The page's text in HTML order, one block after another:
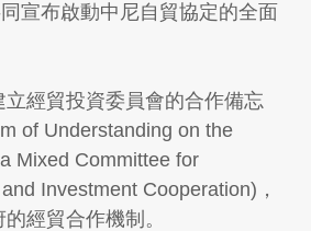
宣布啟動中尼自貿協定的全面
立經貿投資委員會的合作備忘
of Understanding on the
Mixed Committee for
Investment Cooperation)，
經貿合作機制。